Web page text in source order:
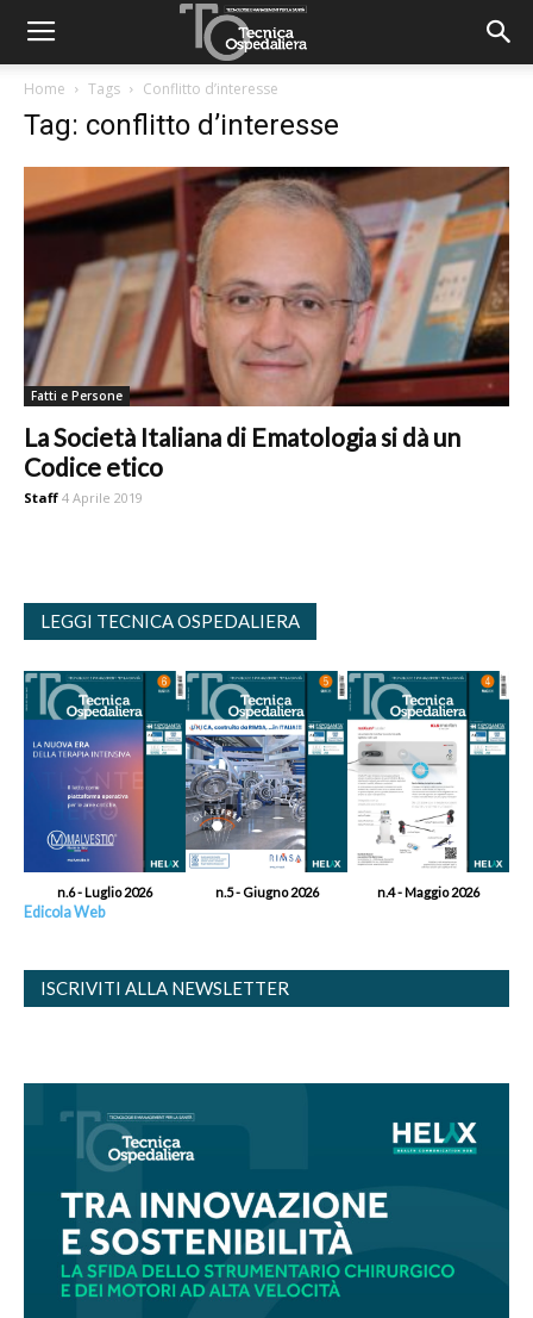
Home Tags Conflitto d’interesse
Tag: conflitto d’interesse
Fatti e Persone
La Società Italiana di Ematologia si dà un
Codice etico
Staff 4 Aprile 2019
LEGGI TECNICA OSPEDALIERA
n.6 - Luglio 2026 n.5 - Giugno 2026 n.4 - Maggio 2026
Edicola Web
ISCRIVITI ALLA NEWSLETTER